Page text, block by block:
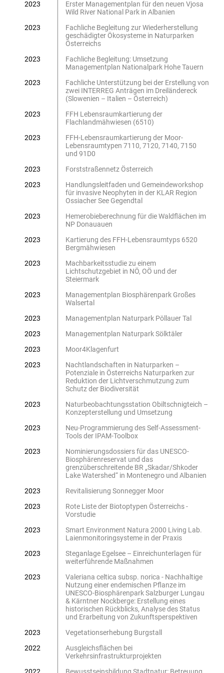
2023
Erster Managementplan für den neuen Vjosa
Wild River National Park in Albanien
2023
Fachliche Begleitung zur Wiederherstellung
geschädigter Ökosysteme in Naturparken
Österreichs
2023
Fachliche Begleitung: Umsetzung
Managementplan Nationalpark Hohe Tauern
2023
Fachliche Unterstützung bei der Erstellung von
zwei INTERREG Anträgen im Dreiländereck
(Slowenien – Italien – Österreich)
2023
FFH Lebensraumkartierung der
Flachlandmähwiesen (6510)
2023
FFH-Lebensraumkartierung der Moor-
Lebensraumtypen 7110, 7120, 7140, 7150
und 91D0
2023
Forststraßennetz Österreich
2023
Handlungsleitfaden und Gemeindeworkshop
für invasive Neophyten in der KLAR Region
Ossiacher See Gegendtal
2023
Hemerobieberechnung für die Waldflächen im
NP Donauauen
2023
Kartierung des FFH-Lebensraumtyps 6520
Bergmähwiesen
2023
Machbarkeitsstudie zu einem
Lichtschutzgebiet in NÖ, OÖ und der
Steiermark
2023
Managementplan Biosphärenpark Großes
Walsertal
2023
Managementplan Naturpark Pöllauer Tal
2023
Managementplan Naturpark Sölktäler
2023
Moor4Klagenfurt
2023
Nachtlandschaften in Naturparken –
Potenziale in Österreichs Naturparken zur
Reduktion der Lichtverschmutzung zum
Schutz der Biodiversität
2023
Naturbeobachtungsstation Obiltschnigteich –
Konzepterstellung und Umsetzung
2023
Neu-Programmierung des Self-Assessment-
Tools der IPAM-Toolbox
2023
Nominierungsdossiers für das UNESCO-
Biosphärenreservat und das
grenzüberschreitende BR „Skadar/Shkoder
Lake Watershed“ in Montenegro und Albanien
2023
Revitalisierung Sonnegger Moor
2023
Rote Liste der Biotoptypen Österreichs -
Vorstudie
2023
Smart Environment Natura 2000 Living Lab.
Laienmonitoringsysteme in der Praxis
2023
Steganlage Egelsee – Einreichunterlagen für
weiterführende Maßnahmen
2023
Valeriana celtica subsp. norica - Nachhaltige
Nutzung einer endemischen Pflanze im
UNESCO-Biosphärenpark Salzburger Lungau
& Kärntner Nockberge: Erstellung eines
historischen Rückblicks, Analyse des Status
und Erarbeitung von Zukunftsperspektiven
2023
Vegetationserhebung Burgstall
2022
Ausgleichsflächen bei
Verkehrsinfrastrukturprojekten